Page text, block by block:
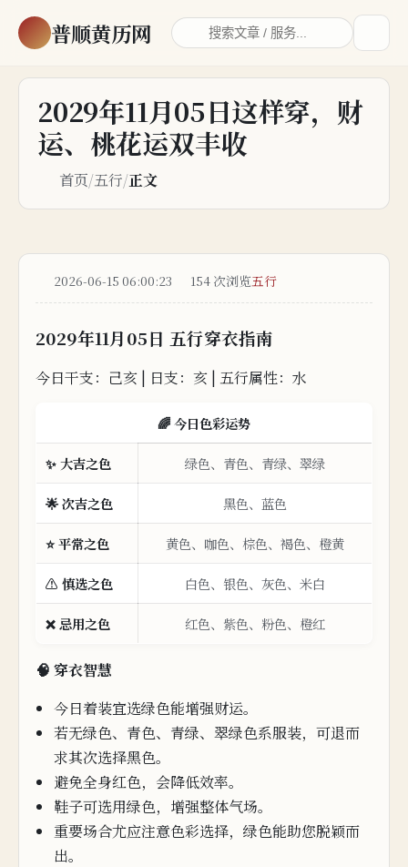
普顺黄历网
2029年11月05日这样穿，财
运、桃花运双丰收
首页/五行/正文
2026-06-15 06:00:23 154 次浏览五行
2029年11月05日 五行穿衣指南
今日干支： 己亥 | 日支：亥 | 五行属性：水
🌈 今日色彩运势
✨ 大吉之色 绿色、青色、青绿、翠绿
🌟 次吉之色 黑色、蓝色
⭐ 平常之色 黄色、咖色、棕色、褐色、橙黄
⚠️ 慎选之色 白色、银色、灰色、米白
❌ 忌用之色 红色、紫色、粉色、橙红
🧠 穿衣智慧
今日着装宜选绿色能增强财运。
若无绿色、青色、青绿、翠绿色系服装，可退而
求其次选择黑色。
避免全身红色， 会降低效率。
鞋子可选用绿色，增强整体气场。
重要场合尤应注意色彩选择，绿色能助您脱颖而
出。